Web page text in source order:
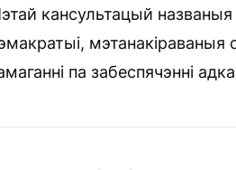
кансультацый
па забеспячэнні